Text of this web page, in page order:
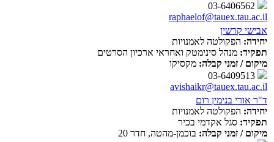
raphaelof@tauex.tau.ac.il
אבישי קרשין
יחידה: הפקולטה לאמנויות
תפקיד: מנהל סינימטק ואחראי ארכיון הסרטים
מיקום / זמני קבלה: מקסיקו
avishaikr@tauex.tau.ac.il
ד"ר אורי בנימין רום
יחידה: הפקולטה לאמנויות
תפקיד: סגל אקדמי בכיר
מיקום / זמני קבלה: בוכמן-מהטה, חדר 20